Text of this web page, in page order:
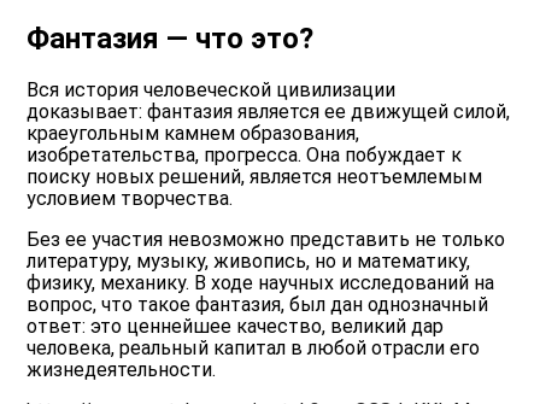
Фантазия — что это?
Вся история человеческой цивилизации
доказывает: фантазия является ее движущей силой,
краеугольным камнем образования,
изобретательства, прогресса. Она побуждает к
поиску новых решений, является неотъемлемым
условием творчества.
Без ее участия невозможно представить не только
литературу, музыку, живопись, но и математику,
физику, механику. В ходе научных исследований на
вопрос, что такое фантазия, был дан однозначный
ответ: это ценнейшее качество, великий дар
человека, реальный капитал в любой отрасли его
жизнедеятельности.